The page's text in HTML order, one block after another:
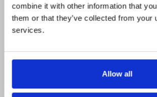
combine it with other information that
them or that they’ve collected from your
services.
Allow all
Δείτε ολα τα προϊόντα μας που
προσφορά και επωφεληθείτε για
σας